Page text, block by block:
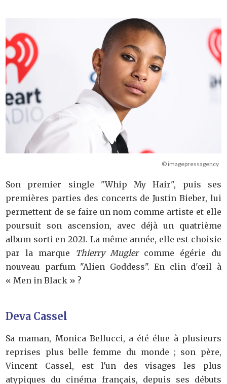
© imagepressagency
Son premier single "Whip My Hair", puis ses
premières parties des concerts de Justin Bieber, lui
permettent de se faire un nom comme artiste et elle
poursuit son ascension, avec déjà un quatrième
album sorti en 2021. La même année, elle est choisie
par la marque
Thierry Muglercomme égérie du
nouveau parfum "Alien Goddess". En clin d'œil à
« Men in Black » ?
Deva Cassel
Sa maman, Monica Bellucci, a été élue à plusieurs
reprises plus belle femme du monde ; son père,
Vincent Cassel, est l'un des visages les plus
atypiques du cinéma français, depuis ses débuts